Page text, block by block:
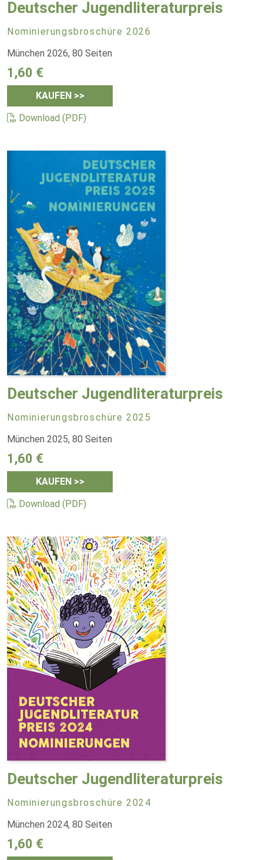
Deutscher Jugendliteraturpreis
Nominierungsbroschüre 2026
München 2026, 80 Seiten
1,60 €
KAUFEN >>
Download (PDF)
Deutscher Jugendliteraturpreis
Nominierungsbroschüre 2025
München 2025, 80 Seiten
1,60 €
KAUFEN >>
Download (PDF)
Deutscher Jugendliteraturpreis
Nominierungsbroschüre 2024
München 2024, 80 Seiten
1,60 €